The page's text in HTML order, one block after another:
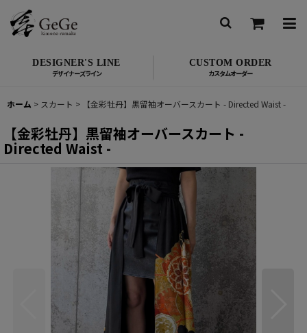
DESIGNER'S LINE CUSTOM ORDER
ホーム > スカート > 【金彩牡丹】黒留袖オーバースカート - Directed Waist -
【金彩牡丹】黒留袖オーバースカート -
Directed Waist -